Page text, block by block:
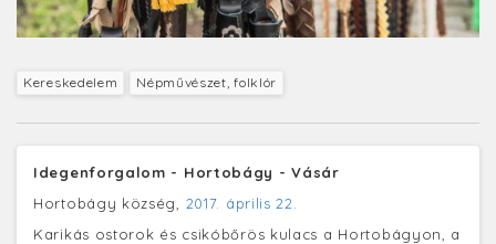
Kereskedelem Népművészet, folklór
Idegenforgalom - Hortobágy - Vásár
Hortobágy község, 2017. április 22.
Karikás ostorok és csikóbőrös kulacs a Hortobágyon, a